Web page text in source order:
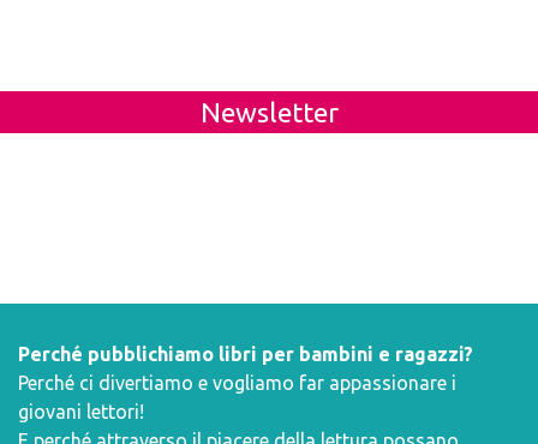
Newsletter
Perché pubblichiamo libri per bambini e ragazzi?
Perché ci divertiamo e vogliamo far appassionare i
giovani lettori!